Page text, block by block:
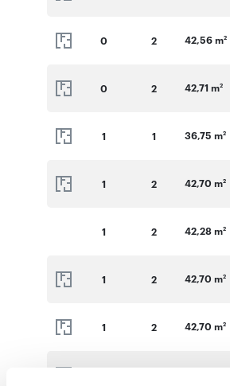
0 2 42,56 m2
0 2 42,71 m2
1 1 36,75 m2
1 2 42,70 m2
1 2 42,28 m2
1 2 42,70 m2
1 2 42,70 m2